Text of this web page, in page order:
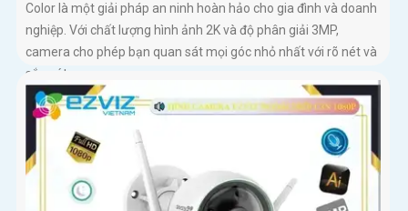
Color là một giải pháp an ninh hoàn hảo cho gia đình và doanh
nghiệp. Với chất lượng hình ảnh 2K và độ phân giải 3MP,
camera cho phép bạn quan sát mọi góc nhỏ nhất với rõ nét và
sắc nét